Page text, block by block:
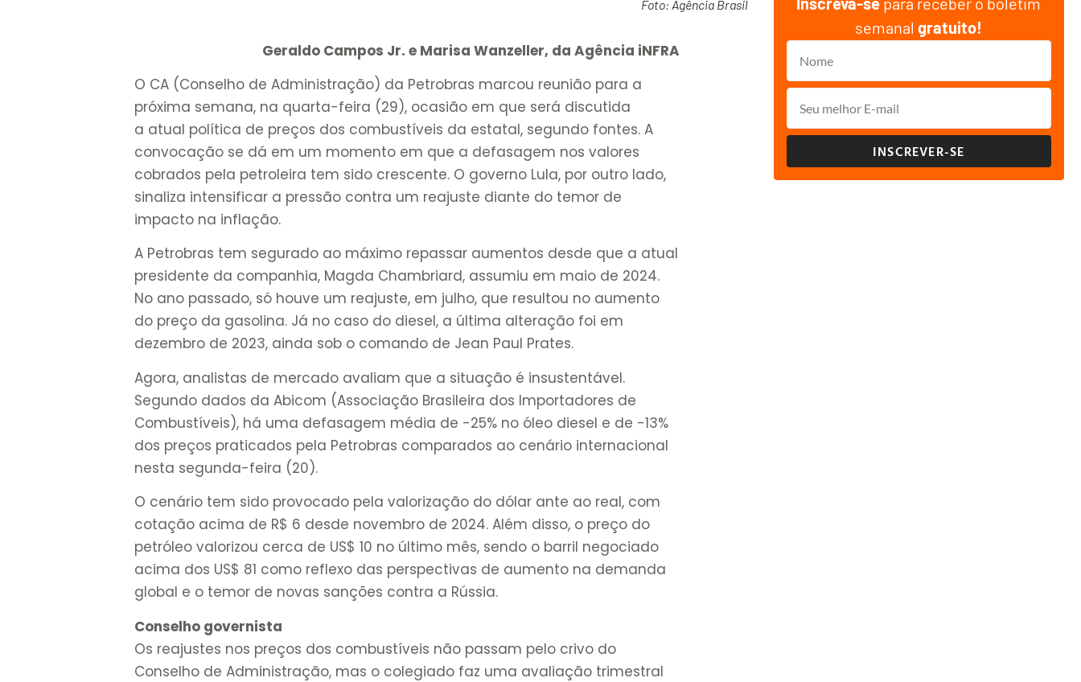
Foto: Agência Brasil
Geraldo Campos Jr. e Marisa Wanzeller, da Agência iNFRA
O CA (Conselho de Administração) da Petrobras marcou reunião para a
próxima semana, na quarta-feira (29), ocasião em que será discutida
a atual política de preços dos combustíveis da estatal, segundo fontes. A
convocação se dá em um momento em que a defasagem nos valores
cobrados pela petroleira tem sido crescente. O governo Lula, por outro lado,
sinaliza intensificar a pressão contra um reajuste diante do temor de
impacto na inflação.
A Petrobras tem segurado ao máximo repassar aumentos desde que a atual
presidente da companhia, Magda Chambriard, assumiu em maio de 2024.
No ano passado, só houve um reajuste, em julho, que resultou no aumento
do preço da gasolina. Já no caso do diesel, a última alteração foi em
dezembro de 2023, ainda sob o comando de Jean Paul Prates.
Agora, analistas de mercado avaliam que a situação é insustentável.
Segundo dados da Abicom (Associação Brasileira dos Importadores de
Combustíveis), há uma defasagem média de -25% no óleo diesel e de -13%
dos preços praticados pela Petrobras comparados ao cenário internacional
nesta segunda-feira (20).
O cenário tem sido provocado pela valorização do dólar ante ao real, com
cotação acima de R$ 6 desde novembro de 2024. Além disso, o preço do
petróleo valorizou cerca de US$ 10 no último mês, sendo o barril negociado
acima dos US$ 81 como reflexo das perspectivas de aumento na demanda
global e o temor de novas sanções contra a Rússia.
Conselho governista
Os reajustes nos preços dos combustíveis não passam pelo crivo do
Conselho de Administração, mas o colegiado faz uma avaliação trimestral
semanalgratuito!
INSCREVER-SE